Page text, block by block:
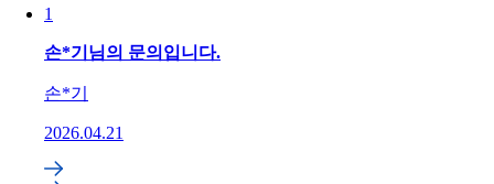
1
손*기님의 문의입니다.
손*기
2026.04.21